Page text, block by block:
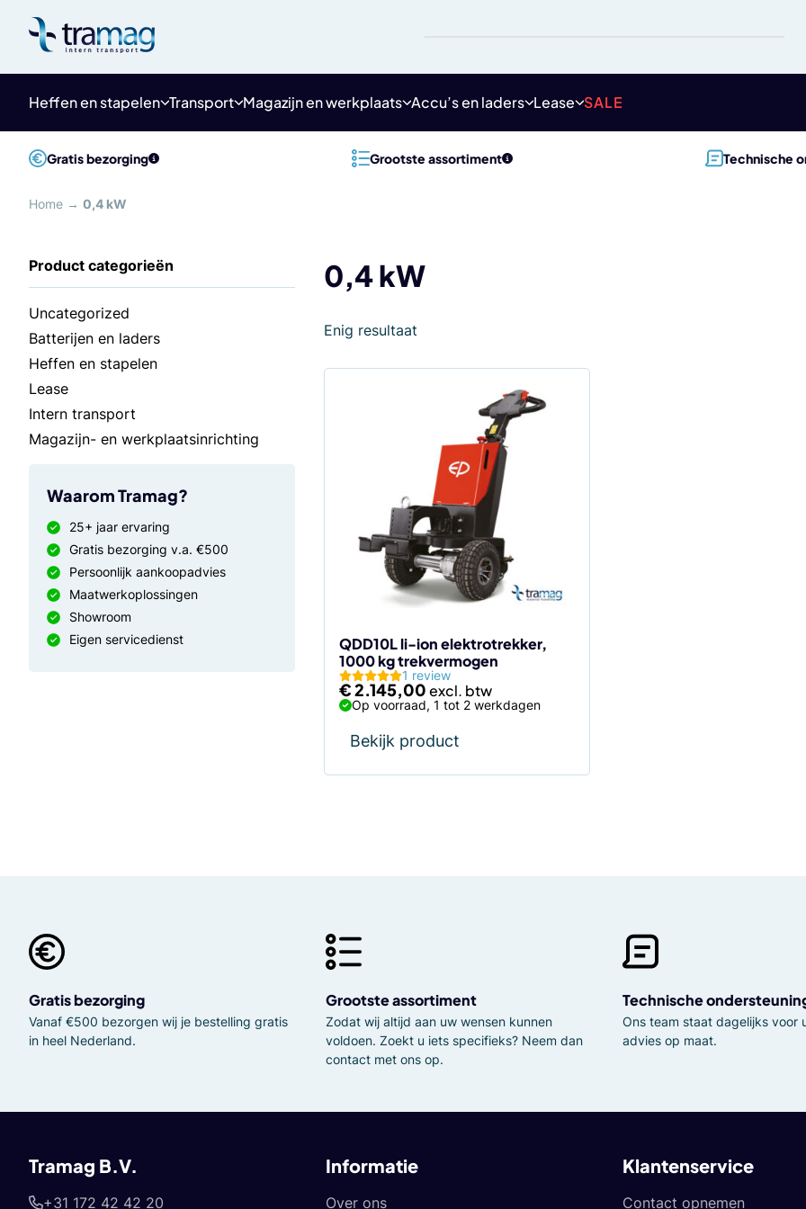
content
Heffen en stapelen Transport Magazijn en werkplaats Accu’s en laders Lease SALE
Gratis bezorging Grootste assortiment Technische
Home → 0,4 kW
0,4 kW
Uncategorized
Batterijen en laders
Heffen en stapelen
Lease
Intern transport
Magazijn- en werkplaatsinrichting
Waarom Tramag?
25+ jaar ervaring
Gratis bezorging v.a. €500
Persoonlijk aankoopadvies
Maatwerkoplossingen
Showroom
Eigen servicedienst
Enig resultaat
QDD10L li-ion elektrotrekker,
1000 kg trekvermogen
1 review
€2.145,00
Op voorraad, 1 tot 2 werkdagen
Bekijk product
Gratis bezorging
Vanaf €500 bezorgen wij je bestelling gratis
in heel Nederland.
Grootste assortiment
Zodat wij altijd aan uw wensen kunnen
voldoen. Zoekt u iets specifieks? Neem dan
contact met ons op.
Technische
Ons team staat dagelijks voor
advies op maat.
Tramag B.V.
+31 172 42 42 20
Informatie
Over ons
Klantenservice
Contact opnemen